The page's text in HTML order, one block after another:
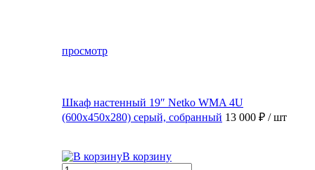
просмотр
Шкаф настенный 19″ Netko WMA 4U
(600x450x280) серый, собранный 13 000 ₽ / шт
В корзину